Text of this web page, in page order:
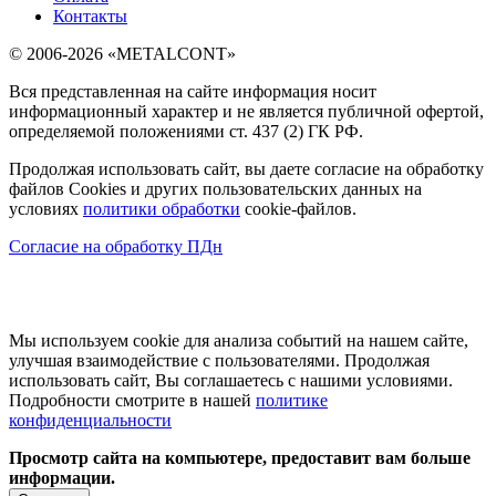
Контакты
© 2006-2026 «METALCONT»
Вся представленная на сайте информация носит
информационный характер и не является публичной офертой,
определяемой положениями ст. 437 (2) ГК РФ.
Продолжая использовать сайт, вы даете согласие на обработку
файлов Cookies и других пользовательских данных на
условиях политики обработки cookie-файлов.
Согласие на обработку ПДн
Мы используем cookie для анализа событий на нашем сайте,
улучшая взаимодействие с пользователями. Продолжая
использовать сайт, Вы соглашаетесь с нашими условиями.
Подробности смотрите в нашей политике
конфиденциальности
Просмотр сайта на компьютере, предоставит вам больше
информации.